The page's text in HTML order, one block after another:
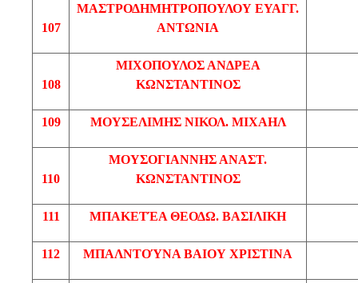
107
ΜΑΣΤΡΟΔΗΜΗΤΡΟΠΟΥΛΟΥ ΕΥΑΓΓ.
ΑΝΤΩΝΙΑ
108
ΜΙΧΟΠΟΥΛΟΣΑΝΔΡΕΑ
ΚΩΝΣΤΑΝΤΙΝΟΣ
109 ΜΟΥΣΕΛΙΜΗΣ ΝΙΚΟΛ. ΜΙΧΑΗΛ
110
ΜΟΥΣΟΓΙΑΝΝΗΣ ΑΝΑΣΤ.
ΚΩΝΣΤΑΝΤΙΝΟΣ
111 ΜΠΑΚΕΤΈΑ ΘΕΟΔΩ. ΒΑΣΙΛΙΚΗ
112 ΜΠΑΛΝΤΟΎΝΑ ΒΑΙΟΥ ΧΡΙΣΤΙΝΑ